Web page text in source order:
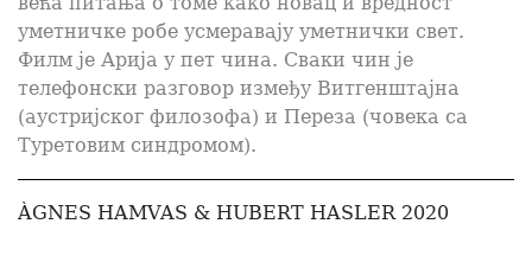
уметничке робе усмеравају уметнички свет.
Филм је Арија у пет чина. Сваки чин је
телефонски разговор између Витгенштајна
(аустријског филозофа) и Переза (човека са
Туретовим синдромом).
ÀGNES HAMVAS & HUBERT HASLER 2020